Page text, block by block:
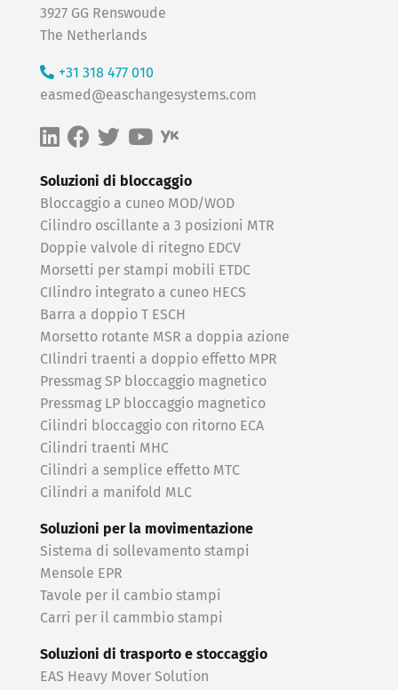
Soluzioni di bloccaggio
Bloccaggio a cuneo MOD/WOD
Cilindro oscillante a 3 posizioni MTR
Doppie valvole di ritegno EDCV
Morsetti per stampi mobili ETDC
CIlindro integrato a cuneo HECS
Barra a doppio T ESCH
Morsetto rotante MSR a doppia azione
CIlindri traenti a doppio effetto MPR
Pressmag SP bloccaggio magnetico
Pressmag LP bloccaggio magnetico
Cilindri bloccaggio con ritorno ECA
Cilindri traenti MHC
Cilindri a semplice effetto MTC
Cilindri a manifold MLC
Soluzioni per la movimentazione
Sistema di sollevamento stampi
Mensole EPR
Tavole per il cambio stampi
Carri per il cammbio stampi
Soluzioni di trasporto e stoccaggio
EAS Heavy Mover Solution
3927 GG Renswoude
The Netherlands
+31 318 477 010
easmed@easchangesystems.com